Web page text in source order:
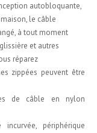
autobloquante,
le câble
à tout moment
et autres
réparez
zippées peuvent être
de câble en nylon
périphérique